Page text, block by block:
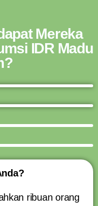
Mereka
IDR Madu
ribuan orang